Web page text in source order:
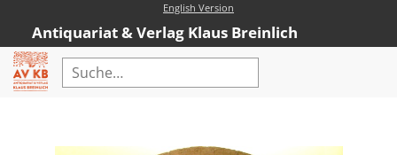
English Version
Antiquariat & Verlag Klaus Breinlich
Erweiterte Suche